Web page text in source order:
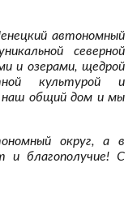
автономный
северной
и озерами, щедрой
культурой и
наш общий дом и мы
округ, а в
и благополучие! С